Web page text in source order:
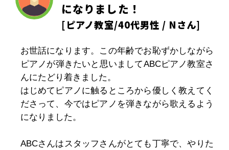
になりました！
[ピアノ教室/40代男性 / Nさん]
お世話になります。この年齢でお恥ずかしながら
ピアノが弾きたいと思いましてABCピアノ教室さ
んにたどり着きました。
はじめてピアノに触るところから優しく教えてく
ださって、今ではピアノを弾きながら歌えるよう
になりました。
ABCさんはスタッフさんがとても丁寧で、やりた